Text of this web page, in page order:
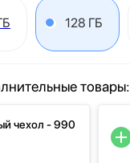
128 ГБ
товары:
чехол - 990